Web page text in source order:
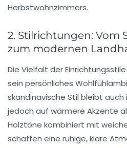
Herbstwohnzimmers.
2. Stilrichtungen: Vom
zum modernen
Die Vielfalt der
sein persönliches
skandinavische Stil bleibt
jedoch auf wärmere Akzente
Holztöne kombiniert mit
schaffen eine ruhige, klare